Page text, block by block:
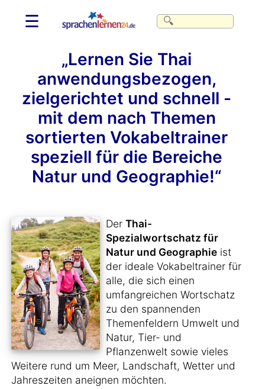
☰
„Lernen Sie Thai
anwendungsbezogen,
zielgerichtet und schnell -
mit dem nach Themen
sortierten Vokabeltrainer
speziell für die Bereiche
Natur und Geographie!“
Der Thai-
Spezialwortschatz für
Natur und Geographie ist
der ideale Vokabeltrainer für
alle, die sich einen
umfangreichen Wortschatz
zu den spannenden
Themenfeldern Umwelt und
Natur, Tier- und
Pflanzenwelt sowie vieles
Weitere rund um Meer, Landschaft, Wetter und
Jahreszeiten aneignen möchten.